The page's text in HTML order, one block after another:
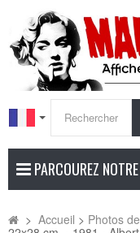
PARCOUREZ
> Accueil > Photos